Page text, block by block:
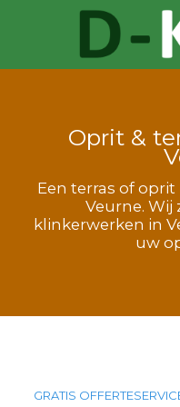
Oprit &
Een terras of
Veurne. Wij
klinkerwerken in
uw
GRATIS